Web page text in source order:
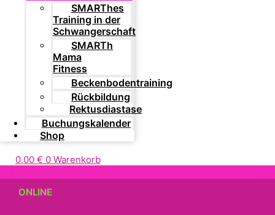
SMARThes
Training in der
Schwangerschaft
SMARTh
Mama
Fitness
Beckenbodentraining
Rückbildung
Rektusdiastase
Buchungskalender
Shop
0,00 € 0 Warenkorb
ONLINE